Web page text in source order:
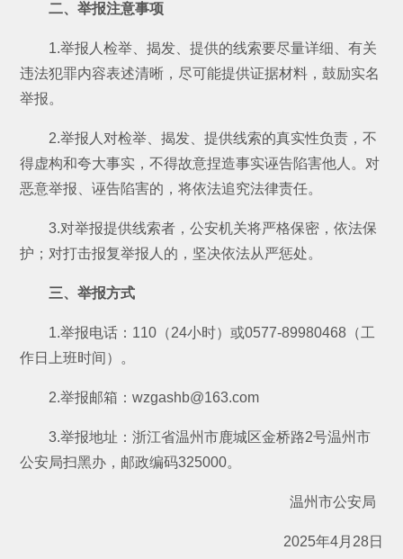
二、举报注意事项
1.举报人检举、揭发、提供的线索要尽量详细、有关
违法犯罪内容表述清晰，尽可能提供证据材料，鼓励实名
举报。
2.举报人对检举、揭发、提供线索的真实性负责，不
得虚构和夸大事实，不得故意捏造事实诬告陷害他人。对
恶意举报、诬告陷害的，将依法追究法律责任。
3.对举报提供线索者，公安机关将严格保密，依法保
护；对打击报复举报人的，坚决依法从严惩处。
三、举报方式
1.举报电话：110（24小时）或0577-89980468（工
作日上班时间）。
2.举报邮箱：wzgashb@163.com
3.举报地址：浙江省温州市鹿城区金桥路2号温州市
公安局扫黑办，邮政编码325000。
温州市公安局
2025年4月28日